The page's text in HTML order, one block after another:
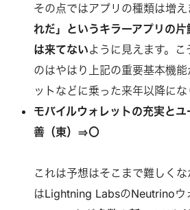
その点ではアプリの種類は増え
れだ」というキラーアプリの
は来てないように見えます。
のはやはり上記の重要基本機
ットなどに乗った来年以降にな
モバイルウォレットの充実と
善（東）⇒〇
これは予想はそこまで難しく
はLightning LabsのNeutrinoウ